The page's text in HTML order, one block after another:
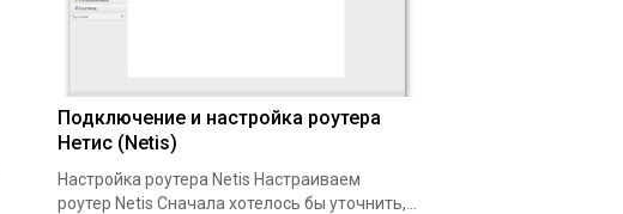
Подключение и настройка роутера
Нетис (Netis)
Настройка роутера Netis Настраиваем
роутер Netis Сначала хотелось бы уточнить,...